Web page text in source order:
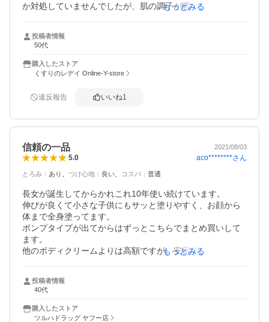
か対処していませんでしたが、肌の調子が悪くならないよ
かったので、これからも使い続けるつもりです。ポンプタ
イプは手軽に使え、伸びの良いローションなので使いやす
いです。
もっとみる
投稿者情報
50代
購入したストア
くすりのレデイ Online-Y-store
違反報告 いいね1
信頼の一品 2021/08/03
5.0 aco********さん
とろみ ： あり つけ心地 ： 良い コスパ ： 普通
長女が誕生してからかれこれ10年使い続けています。
伸びが良くて小さな子供にもサッと塗りやすく、お顔から
体まで全身塗ってます。
ポンプタイプが出てからはずっとこちらでまとめ買いして
ます。
他のボディクリームよりは高額ですが、安定感、信頼感が
が、病院のステロイドとうまく使い分けながら根気よくキ
ュレルを塗り続けていたら、皮膚の状態がずいぶん良くな
って、全身痒いって事がなくなりました。これからもずっ
と使い続けたいです。
もっとみる
投稿者情報
40代
購入したストア
ツルハドラッグ ヤフー店